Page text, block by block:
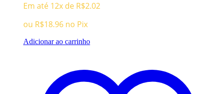
original
era:
R$39.96.
atual
é:
R$19.96.
Em até 12x de R$2.02
ou R$18.96 no Pix
Adicionar ao carrinho